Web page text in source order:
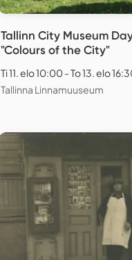
Tallinn City Museum
"Colours of the City"
Ti 11. elo 10:00 - To 13. elo
Tallinna Linnamuuseum